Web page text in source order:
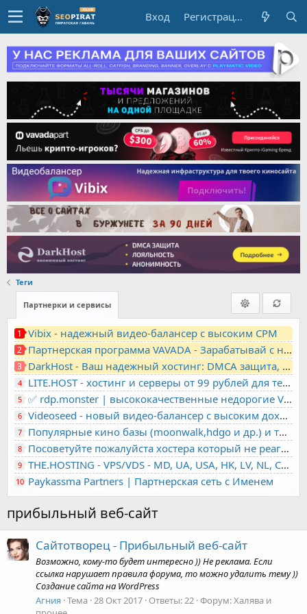
Вход Регистрация
Теги
Партнерки и сервисы
1 Vibix - надежный видео-балансер с высоким CPM
2 Партнерская программа VAVADA - Зарабатывай с нами!
3 DarkHost - Ваш надежный хостинг: DMCA защита, лояльность, анонимность
4 LITE.HOST - хостинг и серверы от 99 рублей для тех, кто любит не переплачивать. Доступ по SSH, поддержка PHP, GIT, COMPOSER, сертификаты Let's Encrypt
5 ✅ rdp.monster | высококачественные недорогие VPS, RDP - выделенные серверы
6 Videoseed - новый видео-балансер с высоким доходом
7 Популярные кино базы (moonwalk,hdgo и др.) и торренты в одном плеере для вашего сайта
8 Посоветуйте пожалуйста хостера который не реагирует на ркн
9 THE.HOSTING - VPS/VDS - MD, UA, USA, HK, LV, NL, CA, DE, SK, CZE, GB, IL, TR, PL, BG, RO, IT, FL, HU, PT.
10 Paykassma Partners | Партнерская сеть с Именем
прибыльный веб-сайт
Сайтотворец - Прибыльный веб-сайт
Возможно, кому-то будет интересно )) Не реклама. Если
ссылка нарушает правила форума, то можно удалить тему ))
Создание сайта на WordPress
Агния Тема 28 Окт 2017 Ответы: 22 Форум:Халява и